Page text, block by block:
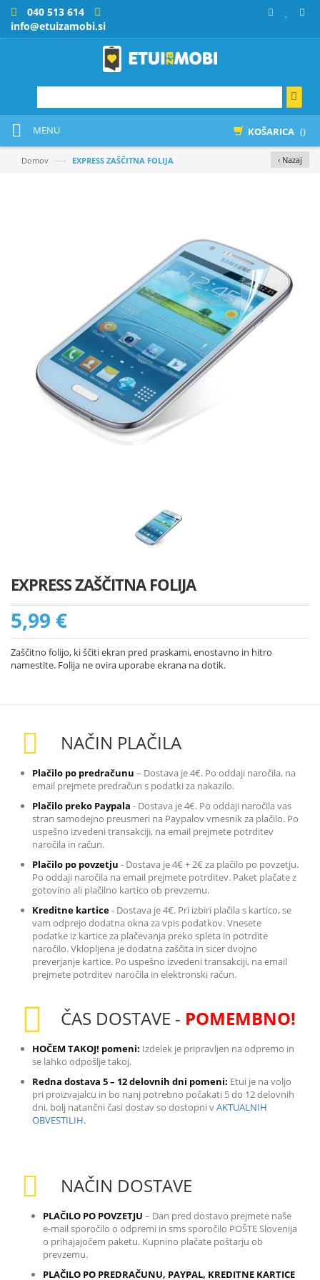
040 513 614
info@etuizamobi.si
KOŠARICA ()
MENU
‹ Nazaj
Domov —› EXPRESS ZAŠČITNA FOLIJA
EXPRESS ZAŠČITNA FOLIJA
5,99 €
Zaščitno folijo, ki ščiti ekran pred praskami, enostavno in hitro
namestite. Folija ne ovira uporabe ekrana na dotik.
NAČIN PLAČILA
Plačilo po predračunu – Dostava je 4€. Po oddaji naročila, na
email prejmete predračun s podatki za nakazilo.
Plačilo preko Paypala - Dostava je 4€. Po oddaji naročila vas
stran samodejno preusmeri na Paypalov vmesnik za plačilo. Po
uspešno izvedeni transakciji, na email prejmete potrditev
naročila in račun.
Plačilo po povzetju - Dostava je 4€ + 2€ za plačilo po povzetju.
Po oddaji naročila na email prejmete potrditev. Paket plačate z
gotovino ali plačilno kartico ob prevzemu.
Kreditne kartice- Dostava je 4€. Pri izbiri plačila s kartico, se
vam odprejo dodatna okna za vpis podatkov. Vnesete
podatke iz kartice za plačevanja preko spleta in potrdite
naročilo. Vklopljena je dodatna zaščita in sicer dvojno
preverjanje kartice. Po uspešno izvedeni transakciji, na email
prejmete potrditev naročila in elektronski račun.
ČAS DOSTAVE - POMEMBNO!
HOČEM TAKOJ! pomeni: Izdelek je pripravljen na odpremo in
se lahko odpošlje takoj.
Redna dostava 5 – 12 delovnih dni pomeni: Etui je na voljo
pri proizvajalcu in bo nanj potrebno počakati 5 do 12 delovnih
dni, bolj natančni časi dostav so dostopni vAKTUALNIH
OBVESTILIH.
NAČIN DOSTAVE
PLAČILO PO POVZETJU – Dan pred dostavo prejmete naše
e-mail sporočilo o odpremi in sms sporočilo POŠTE Slovenija
o prihajajočem paketu. Kupnino plačate poštarju ob
prevzemu.
PLAČILO PO PREDRAČUNU, PAYPAL, KREDITNE KARTICE